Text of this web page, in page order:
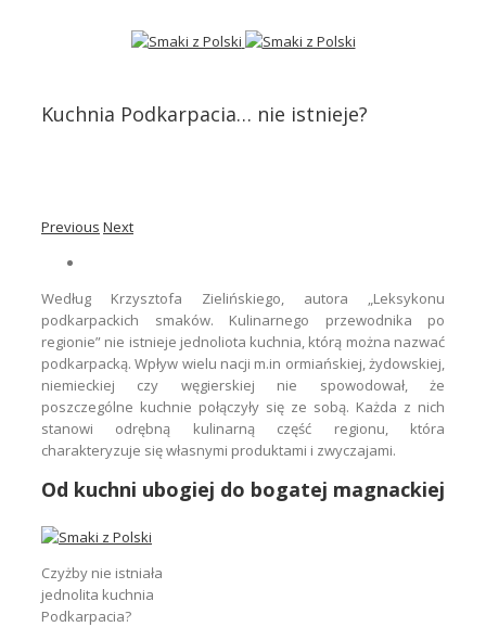
Kuchnia Podkarpacia… nie istnieje?
Previous Next
Według Krzysztofa Zielińskiego, autora „Leksykonu
podkarpackich smaków. Kulinarnego przewodnika po
regionie” nie istnieje jednoliota kuchnia, którą można nazwać
podkarpacką. Wpływ wielu nacji m.in ormiańskiej, żydowskiej,
niemieckiej czy węgierskiej nie spowodował, że
poszczególne kuchnie połączyły się ze sobą. Każda z nich
stanowi odrębną kulinarną część regionu, która
charakteryzuje się własnymi produktami i zwyczajami.
Od kuchni ubogiej do bogatej magnackiej
Czyżby nie istniała
jednolita kuchnia
Podkarpacia?